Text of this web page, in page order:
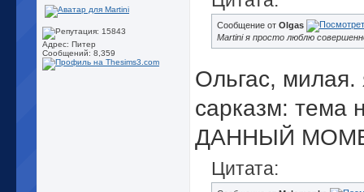
Адрес: Питер
Сообщений: 8,359
Сообщение от Olgas
Martini я просто люблю
Ольгас,
сарказм: тема
ДАННЫЙ
Цитата: